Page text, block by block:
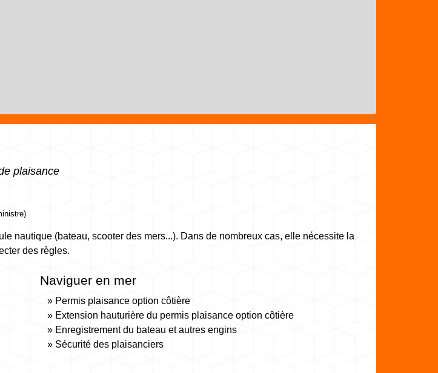
plaisance
nautique (bateau, scooter des mers...). Dans de nombreux cas, elle nécessite la
des règles.
Naviguer en mer
Permis plaisance option côtière
Extension hauturière du permis plaisance option côtière
Enregistrement du bateau et autres engins
Sécurité des plaisanciers